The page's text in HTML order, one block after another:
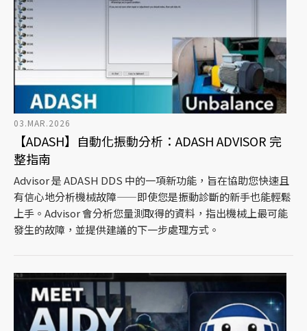
03.MAR.2026
【ADASH】自動化振動分析：ADASH ADVISOR 完
整指南
Advisor 是 ADASH DDS 中的一項新功能，旨在協助您快速且
有信心地分析機械故障——即使您是振動診斷的新手也能輕鬆
上手。Advisor 會分析您量測取得的資料，指出機械上最可能
發生的故障，並提供建議的下一步處理方式。